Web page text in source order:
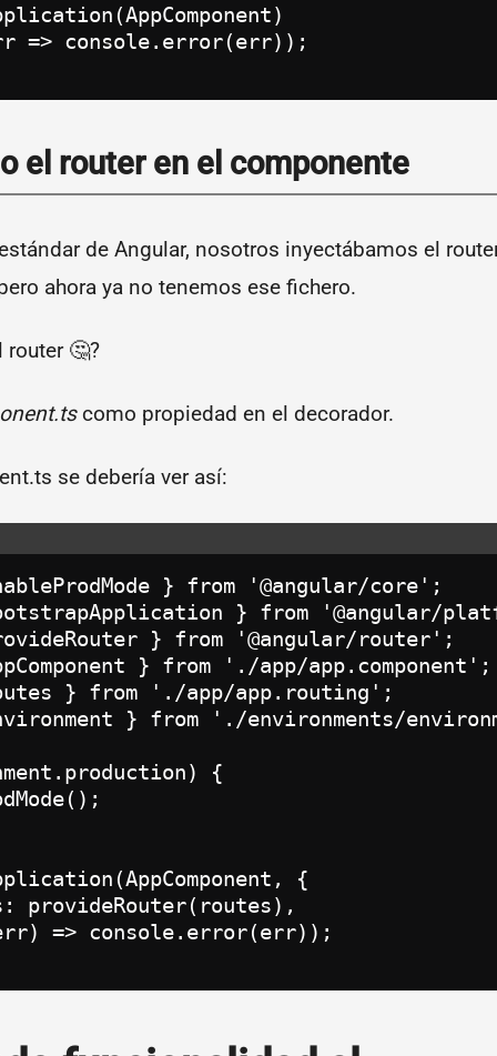
=> console.error(err));
el router en el componente
de Angular, nosotros inyectábamos el
ahora ya no tenemos ese fichero.
router 🤔?
como propiedad en el decorador.
se debería ver así:
} from '@angular/core';
} from '@angular/
} from '@angular/router';
} from './app/app.component';
} from './app/app.routing';
} from './environments/
{
{
provideRouter(routes),
=> console.error(err));